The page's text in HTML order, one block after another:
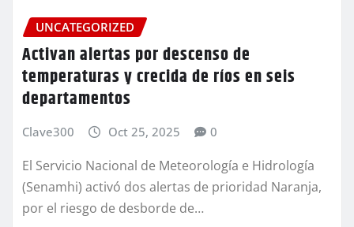
UNCATEGORIZED
Activan alertas por descenso de
temperaturas y crecida de ríos en seis
departamentos
Clave300 Oct 25, 2025 0
El Servicio Nacional de Meteorología e Hidrología
(Senamhi) activó dos alertas de prioridad Naranja,
por el riesgo de desborde de…